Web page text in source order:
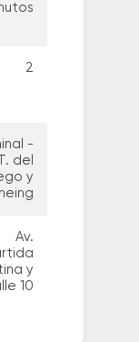
2
-
T. del
y
Av.
y
10